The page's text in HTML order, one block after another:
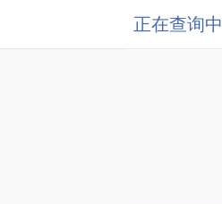
正在查询中